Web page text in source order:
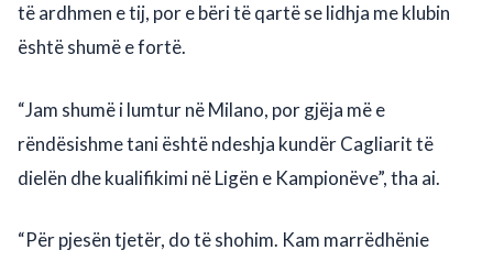
të ardhmen e tij, por e bëri të qartë se lidhja me klubin
është shumë e fortë.
“Jam shumë i lumtur në Milano, por gjëja më e
rëndësishme tani është ndeshja kundër Cagliarit të
dielën dhe kualifikimi në Ligën e Kampionëve”, tha ai.
“Për pjesën tjetër, do të shohim. Kam marrëdhënie